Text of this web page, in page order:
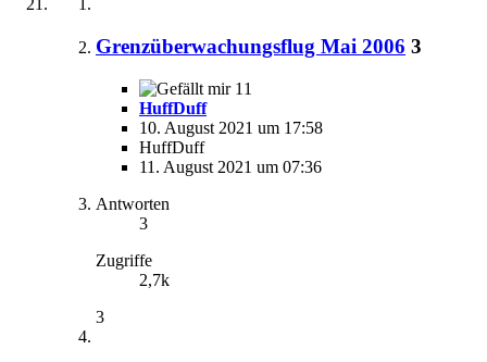
Grenzüberwachungsflug Mai 2006 3
11
HuffDuff
10. August 2021 um 17:58
HuffDuff
11. August 2021 um 07:36
Antworten
3
Zugriffe
2,7k
3